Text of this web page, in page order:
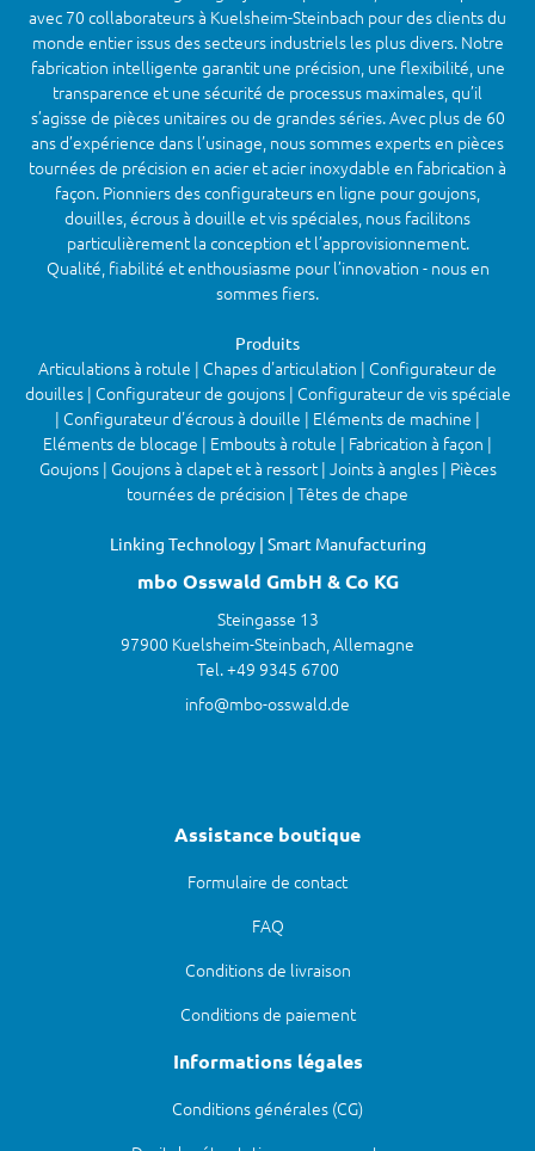
avec 70 collaborateurs à Kuelsheim-Steinbach pour des clients du
monde entier issus des secteurs industriels les plus divers. Notre
fabrication intelligente garantit une précision, une flexibilité, une
transparence et une sécurité de processus maximales, qu’il
s’agisse de pièces unitaires ou de grandes séries. Avec plus de 60
ans d’expérience dans l’usinage, nous sommes experts en pièces
tournées de précision en acier et acier inoxydable en fabrication à
façon. Pionniers des configurateurs en ligne pour goujons,
douilles, écrous à douille et vis spéciales, nous facilitons
particulièrement la conception et l’approvisionnement.
Qualité, fiabilité et enthousiasme pour l’innovation - nous en
sommes fiers.
Produits
Articulations à rotule | Chapes d'articulation | Configurateur de
douilles | Configurateur de goujons | Configurateur de vis spéciale
| Configurateur d'écrous à douille | Eléments de machine |
Eléments de blocage | Embouts à rotule | Fabrication à façon |
Goujons | Goujons à clapet et à ressort | Joints à angles | Pièces
tournées de précision | Têtes de chape
Linking Technology | Smart Manufacturing
mbo Osswald GmbH & Co KG
Steingasse 13
97900 Kuelsheim-Steinbach, Allemagne
Tel. +49 9345 6700
info@mbo-osswald.de
Assistance boutique
Formulaire de contact
FAQ
Conditions de livraison
Conditions de paiement
Informations légales
Conditions générales (CG)